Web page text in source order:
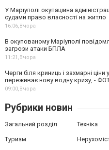
У Маріуполі окупаційна
судами право власності на житло
16:06,Вчора
В окупованому Маріуполі
загрози атаки БПЛА
11:21,Вчора
Черги біля криниць і захмарні
переживає нову водну кризу, -
09:00,Вчора
Рубрики новин
Загальний розділ Техніка
Туризм